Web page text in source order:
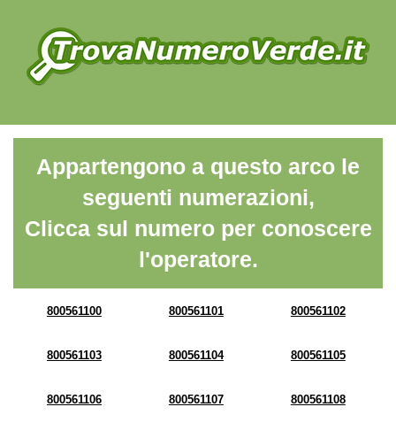
Appartengono a questo arco le
seguenti numerazioni,
Clicca sul numero per conoscere
l'operatore.
800561100 800561101 800561102
800561103 800561104 800561105
800561106 800561107 800561108